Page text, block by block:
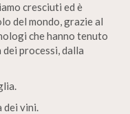
cresciuti ed è
del mondo, grazie al
che hanno tenuto
processi, dalla
dei vini.